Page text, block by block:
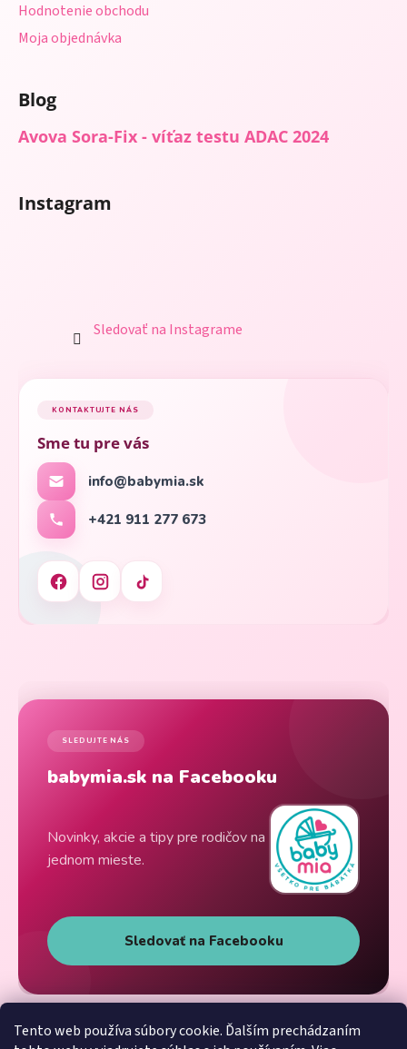
Tento web používa súbory cookie. Ďalším prechádzaním
Hodnotenie obchodu
Moja objednávka
Blog
Avova Sora-Fix - víťaz testu ADAC 2024
Instagram
Sledovať na Instagrame
KONTAKTUJTE NÁS
Sme tu pre vás
info@babymia.sk
+421 911 277 673
SLEDUJTE NÁS
babymia.sk na Facebooku
Novinky, akcie a tipy pre rodičov na
jednom mieste.
Sledovať na Facebooku